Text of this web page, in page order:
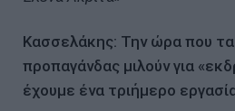
Κασσελάκης: Την ώρα που
προπαγάνδας μιλούν για
έχουμε ένα τριήμερο